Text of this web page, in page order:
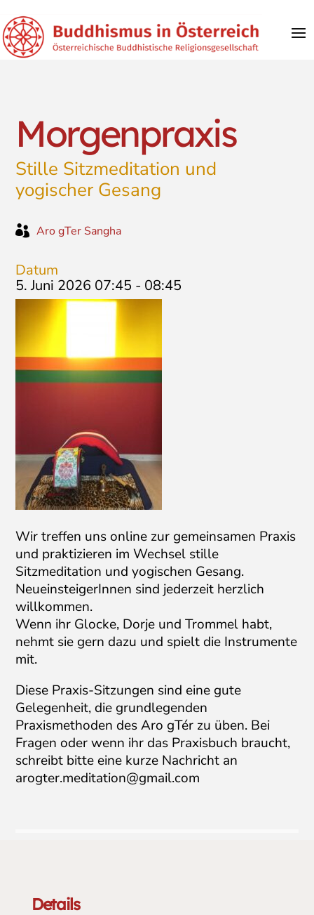
Morgenpraxis
Stille Sitzmeditation und
yogischer Gesang
 Aro gTer Sangha
Datum
5. Juni 2026 07:45 - 08:45
Wir treffen uns online zur gemeinsamen Praxis
und praktizieren im Wechsel stille
Sitzmeditation und yogischen Gesang.
NeueinsteigerInnen sind jederzeit herzlich
willkommen.
Wenn ihr Glocke, Dorje und Trommel habt,
nehmt sie gern dazu und spielt die Instrumente
mit.
Diese Praxis-Sitzungen sind eine gute
Gelegenheit, die grundlegenden
Praxismethoden des Aro gTér zu üben. Bei
Fragen oder wenn ihr das Praxisbuch braucht,
schreibt bitte eine kurze Nachricht an
arogter.meditation@gmail.com
Details